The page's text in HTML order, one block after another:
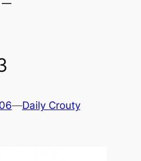
—Daily Crouty